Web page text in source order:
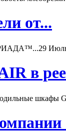
от...
29
в
шкафы